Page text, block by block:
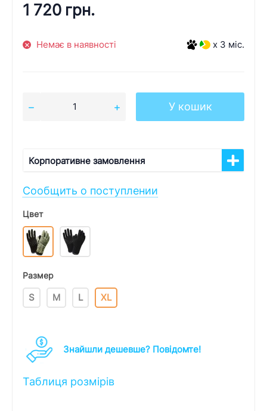
1 720 грн.
Немає в наявності x 3 міс.
У кошик
Корпоративне замовлення
Сообщить о поступлении
Цвет
Размер
S M L XL
Знайшли дешевше? Повідомте!
Таблиця розмірів